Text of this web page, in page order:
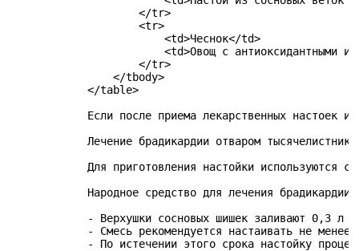
                    </tr>
                    <tr>
                        <td>Чеснок</td>
<td>Овощ с антиоксидантными
                    </tr>
                </tbody>
            </table>
Если после приема лекарственных настоек
Лечение брадикардии отваром
Для приготовления настойки используются
Народное средство для лечения брадикардии
- Верхушки сосновых шишек заливают 0,3 л
- Смесь рекомендуется настаивать не менее
- По истечении этого срока настойку